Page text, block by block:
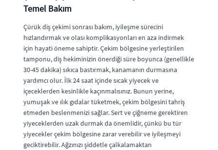
Temel Bakım
Çürük diş çekimi sonrası bakım, iyileşme sürecini
hızlandırmak ve olası komplikasyonları en aza indirmek
için hayati öneme sahiptir. Çekim bölgesine yerleştirilen
tamponu, diş hekiminizin önerdiği süre boyunca (genellikle
30-45 dakika) sıkıca bastırmak, kanamanın durmasına
yardımcı olur. İlk 24 saat içinde sıcak yiyecek ve
içeceklerden kesinlikle kaçınmalısınız. Bunun yerine,
yumuşak ve ılık gıdalar tüketmek, çekim bölgesini tahriş
etmeden beslenmenizi sağlar. Sert ve çiğneme gerektiren
yiyeceklerden uzak durmak da önemlidir, çünkü bu tür
yiyecekler çekim bölgesine zarar verebilir ve iyileşmeyi
geciktirebilir. Ağzınızı şiddetle çalkalamaktan